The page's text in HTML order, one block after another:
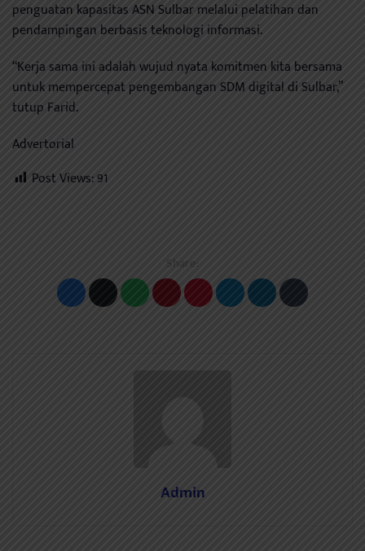
penguatan kapasitas ASN Sulbar melalui pelatihan dan
pendampingan berbasis teknologi informasi.
“Kerja sama ini adalah wujud nyata komitmen kita bersama
untuk mempercepat pengembangan SDM digital di Sulbar,”
tutup Farid.
Advertorial
Post Views:91
Share:
Admin